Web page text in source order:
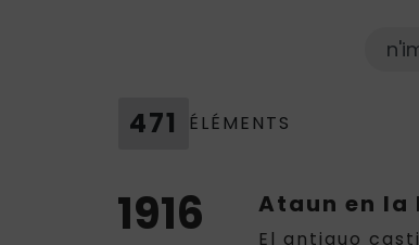
471 ÉLÉMENTS
1916 Ataun en la
El antiguo